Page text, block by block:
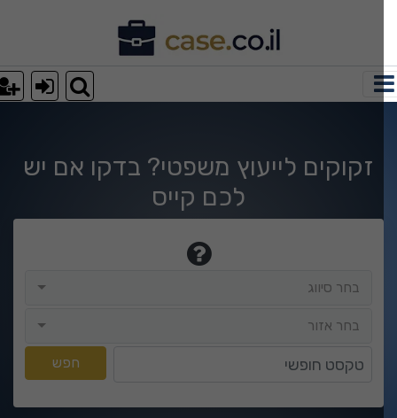
עוד מאמר למה חשוב
זקוקים לייעוץ משפטי? בדקו אם יש
לכם קייס
בחר סיווג
בחר אזור
חפש